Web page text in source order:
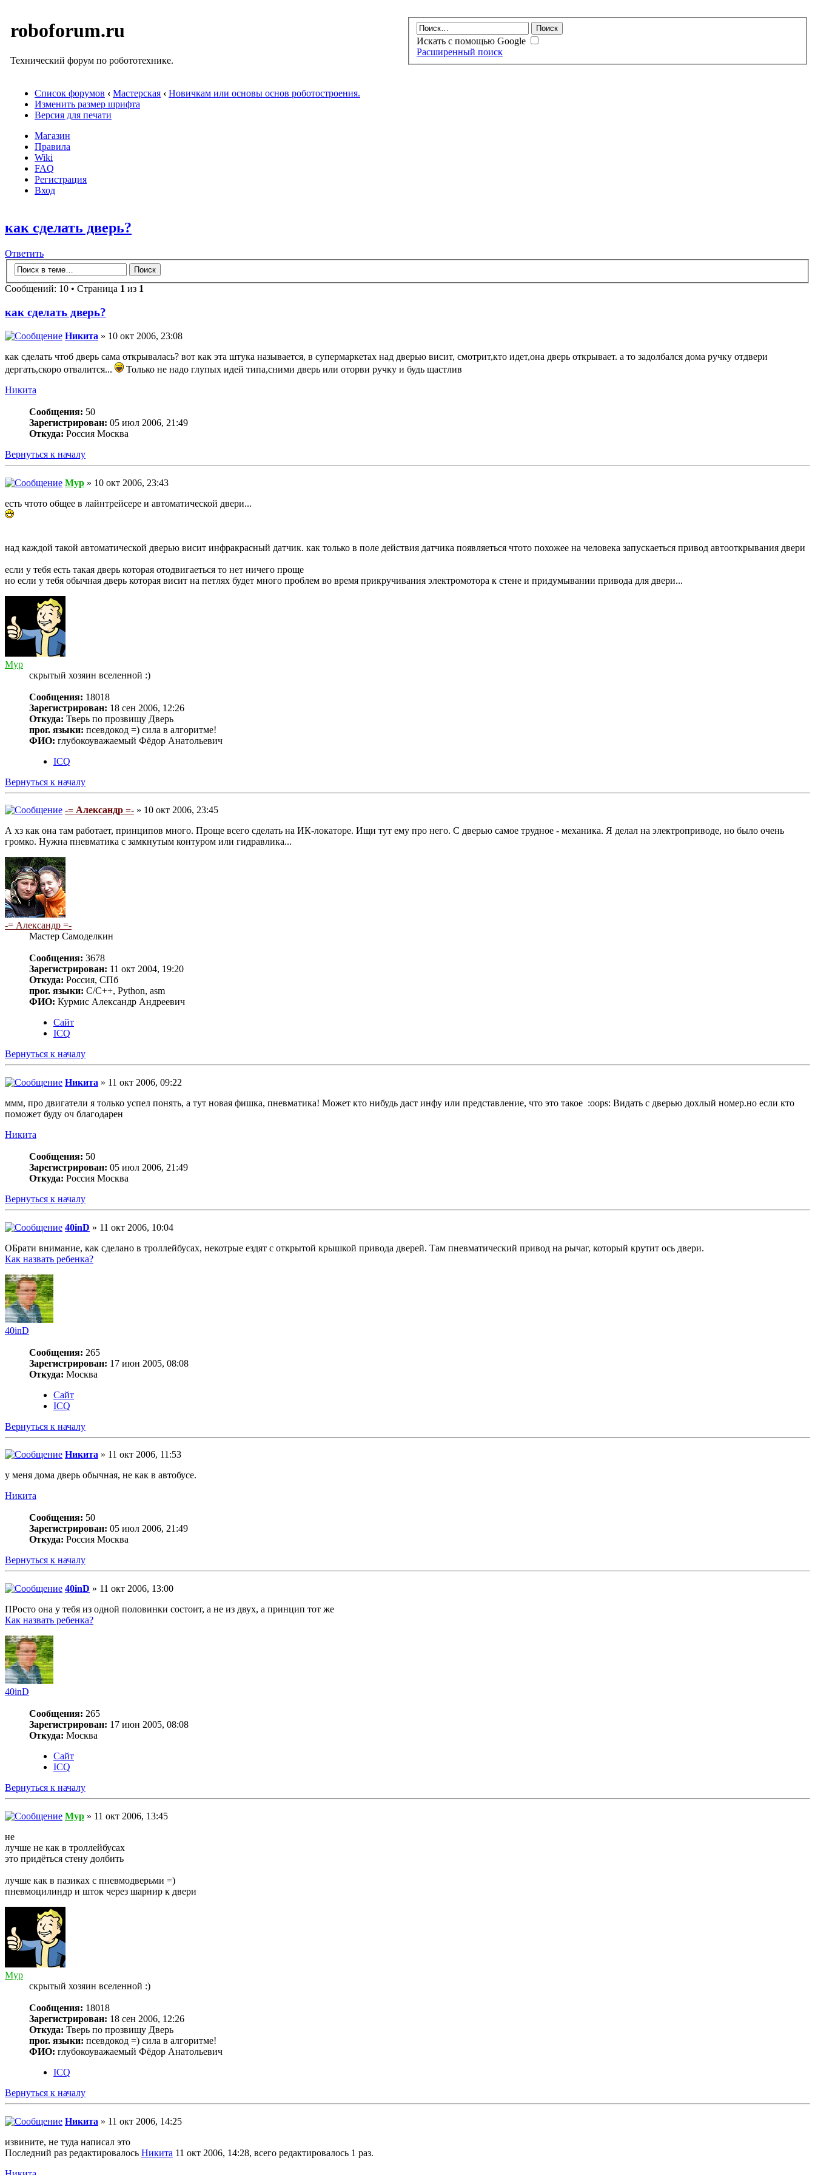
roboforum.ru
Технический форум по робототехнике.
Искать с помощью Google
Расширенный поиск
Список форумов ‹ Мастерская ‹ Новичкам или основы основ роботостроения.
Изменить размер шрифта
Версия для печати
Магазин
Правила
Wiki
FAQ
Регистрация
Вход
как сделать дверь?
Ответить
Сообщений: 10 • Страница 1 из 1
как сделать дверь?
Никита » 10 окт 2006, 23:08
как сделать чтоб дверь сама открывалась? вот как эта штука называется, в супермаркетах над дверью висит, смотрит,кто идет,она дверь открывает. а то задолбался дома ручку отдвери
дергать,скоро отвалится...
Только не надо глупых идей типа,сними дверь или оторви ручку и будь щастлив
Никита
Сообщения: 50
Зарегистрирован: 05 июл 2006, 21:49
Откуда: Россия Москва
Вернуться к началу
Myp » 10 окт 2006, 23:43
есть чтото общее в лайнтрейсере и автоматической двери...
над каждой такой автоматической дверью висит инфракрасный датчик. как только в поле действия датчика появляеться чтото похожее на человека запускаеться привод автооткрывания двери
если у тебя есть такая дверь которая отодвигаеться то нет ничего проще
но если у тебя обычная дверь которая висит на петлях будет много проблем во время прикручивания электромотора к стене и придумывании привода для двери...
Myp
скрытый хозяин вселенной :)
Сообщения: 18018
Зарегистрирован: 18 сен 2006, 12:26
Откуда: Тверь по прозвищу Дверь
прог. языки: псевдокод =) сила в алгоритме!
ФИО: глубокоуважаемый Фёдор Анатольевич
ICQ
Вернуться к началу
-= Александр =- » 10 окт 2006, 23:45
А хз как она там работает, принципов много. Проще всего сделать на ИК-локаторе. Ищи тут ему про него. С дверью самое трудное - механика. Я делал на электроприводе, но было очень
громко. Нужна пневматика с замкнутым контуром или гидравлика...
-= Александр =-
Мастер Самоделкин
Сообщения: 3678
Зарегистрирован: 11 окт 2004, 19:20
Откуда: Россия, СПб
прог. языки: C/C++, Python, asm
ФИО: Курмис Александр Андреевич
Сайт
ICQ
Вернуться к началу
Никита » 11 окт 2006, 09:22
ммм, про двигатели я только успел понять, а тут новая фишка, пневматика! Может кто нибудь даст инфу или представление, что это такое :oops: Видать с дверью дохлый номер.но если кто
поможет буду оч благодарен
Никита
Сообщения: 50
Зарегистрирован: 05 июл 2006, 21:49
Откуда: Россия Москва
Вернуться к началу
40inD » 11 окт 2006, 10:04
ОБрати внимание, как сделано в троллейбусах, некотрые ездят с открытой крышкой привода дверей. Там пневматический привод на рычаг, который крутит ось двери.
Как назвать ребенка?
40inD
Сообщения: 265
Зарегистрирован: 17 июн 2005, 08:08
Откуда: Москва
Сайт
ICQ
Вернуться к началу
Никита » 11 окт 2006, 11:53
у меня дома дверь обычная, не как в автобусе.
Никита
Сообщения: 50
Зарегистрирован: 05 июл 2006, 21:49
Откуда: Россия Москва
Вернуться к началу
40inD » 11 окт 2006, 13:00
ПРосто она у тебя из одной половинки состоит, а не из двух, а принцип тот же
Как назвать ребенка?
40inD
Сообщения: 265
Зарегистрирован: 17 июн 2005, 08:08
Откуда: Москва
Сайт
ICQ
Вернуться к началу
Myp » 11 окт 2006, 13:45
не
лучше не как в троллейбусах
это придёться стену долбить
лучше как в пазиках с пневмодверьми =)
пневмоцилиндр и шток через шарнир к двери
Myp
скрытый хозяин вселенной :)
Сообщения: 18018
Зарегистрирован: 18 сен 2006, 12:26
Откуда: Тверь по прозвищу Дверь
прог. языки: псевдокод =) сила в алгоритме!
ФИО: глубокоуважаемый Фёдор Анатольевич
ICQ
Вернуться к началу
Никита » 11 окт 2006, 14:25
извините, не туда написал это
Последний раз редактировалось Никита 11 окт 2006, 14:28, всего редактировалось 1 раз.